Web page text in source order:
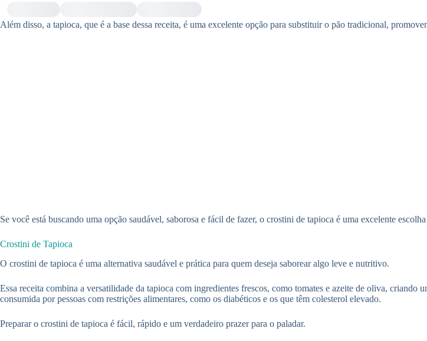
Além disso, a tapioca, que é a base dessa receita, é uma excelente opção para substituir o pão tradicional,
Se você está buscando uma opção saudável, saborosa e fácil de fazer, o crostini de tapioca é uma excelente
Crostini de Tapioca
O crostini de tapioca é uma alternativa saudável e prática para quem deseja saborear algo leve e nutritivo.
Essa receita combina a versatilidade da tapioca com ingredientes frescos, como tomates e azeite de oliva,
consumida por pessoas com restrições alimentares, como os diabéticos e os que têm colesterol elevado.
Preparar o crostini de tapioca é fácil, rápido e um verdadeiro prazer para o paladar.